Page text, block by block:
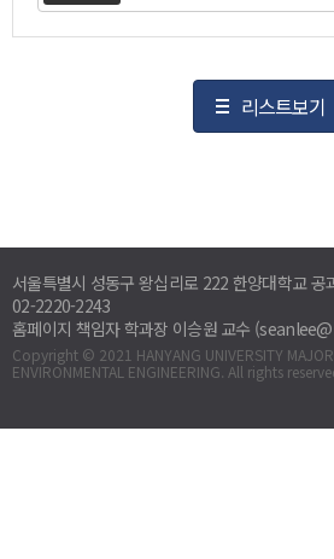
리스트보기
서울특별시 성동구 왕십리로 222 한양대학교
02-2220-2243
홈페이지 책임자 학과장 이승원 교수
Copyright © 2021 HANYANG UNIVERSITY MAJOR
ENVIRONMENTAL ENGINEERING. All rights